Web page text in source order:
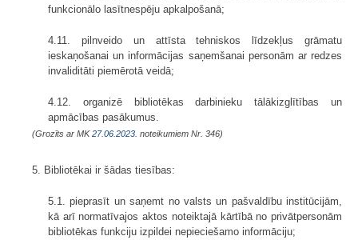
funkcionālo lasītnespēju apkalpošanā;
4.11. pilnveido un attīsta tehniskos līdzekļus grāmatu
ieskaņošanai un informācijas saņemšanai personām ar redzes
invaliditāti piemērotā veidā;
4.12. organizē bibliotēkas darbinieku tālākizglītības un
apmācības pasākumus.
(Grozīts ar MK27.06.2023. noteikumiem Nr. 346)
5. Bibliotēkai ir šādas tiesības:
5.1. pieprasīt un saņemt no valsts un pašvaldību institūcijām,
kā arī normatīvajos aktos noteiktajā kārtībā no privātpersonām
bibliotēkas funkciju izpildei nepieciešamo informāciju;